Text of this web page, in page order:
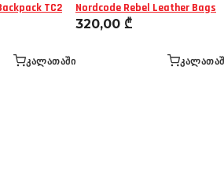
TC2
ᲙᲐᲚᲐᲗᲐᲨᲘ
Nordcode Rebel Leather Bags
320,00 ₾